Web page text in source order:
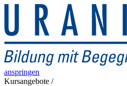
anspringen
Kursangebote /